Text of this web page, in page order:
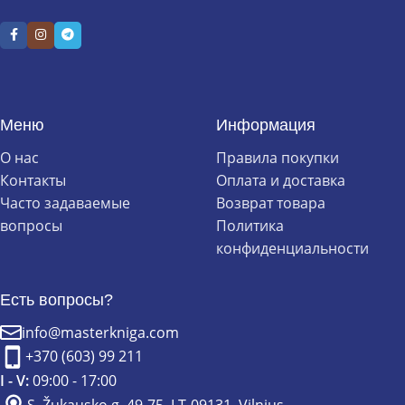
Меню
О нас
Контакты
Часто задаваемые
вопросы
Информация
Правила покупки
Оплата и доставка
Возврат товара
Политика
конфиденциальности
Есть вопросы?
info@masterkniga.com
+370 (603) 99 211
I - V:09:00 - 17:00